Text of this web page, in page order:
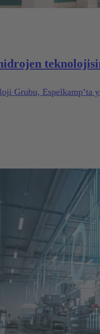
Grubu, Espelkamp’ta